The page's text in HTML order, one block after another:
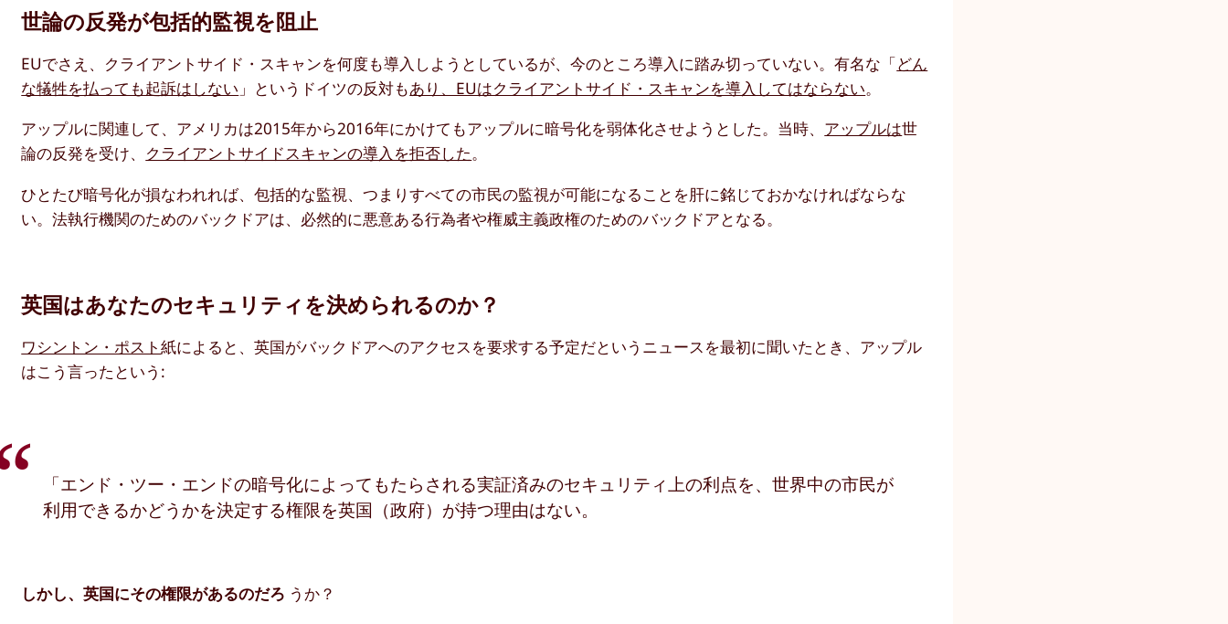
世論の反発が包括的監視を阻止
EUでさえ、クライアントサイド・スキャンを何度も導入しようとしているが、今のところ導入に踏み切っていない。有名な「どん
な犠牲を払っても起訴はしない 」というドイツの反対もあり、EUはクライアントサイド・スキャンを導入してはならない。
アップルに関連して、アメリカは2015年から2016年にかけてもアップルに暗号化を弱体化させようとした。当時、 アップルは世
論の反発を受け、 クライアントサイドスキャンの導入を拒否した。
ひとたび暗号化が損なわれれば、包括的な監視、つまりすべての市民の監視が可能になることを肝に銘じておかなければならな
い。法執行機関のためのバックドアは、必然的に悪意ある行為者や権威主義政権のためのバックドアとなる。
英国はあなたのセキュリティを決められるのか？
ワシントン・ポスト紙によると、英国がバックドアへのアクセスを要求する予定だというニュースを最初に聞いたとき、アップル
はこう言ったという:
「エンド・ツー・エンドの暗号化によってもたらされる実証済みのセキュリティ上の利点を、世界中の市民が
利用できるかどうかを決定する権限を英国（政府）が持つ理由はない。
しかし、英国にその権限があるのだろ うか？